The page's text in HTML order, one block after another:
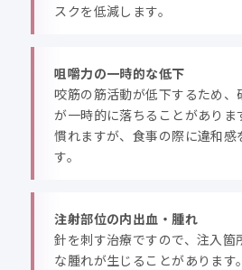
スクを低減します。
咀嚼力の一時的な低下
咬筋の筋活動が低下するため、
が一時的に落ちることがありま
慣れますが、食事の際に違和感
す。
注射部位の内出血・腫れ
針を刺す治療ですので、注入箇
な腫れが生じることがあります